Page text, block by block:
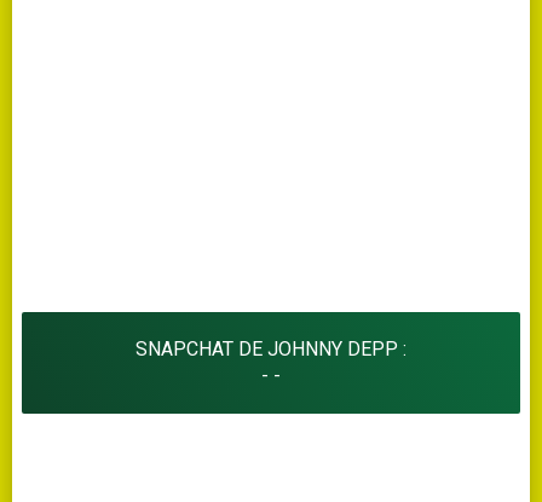
SNAPCHAT DE JOHNNY DEPP :
- -